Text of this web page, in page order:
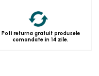
Poti returna gratuit produsele
comandate in 14 zile.